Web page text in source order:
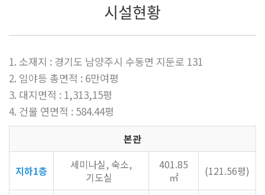
시설현황
1. 소재지 : 경기도 남양주시 수동면 지둔로 131
2. 임야등 총면적 : 6만여평
3. 대지면적 : 1,313,15평
4. 건물 연면적 : 584.44평
본관
지하1층
세미나실, 숙소,
기도실
401.85
㎡
(121.56평)